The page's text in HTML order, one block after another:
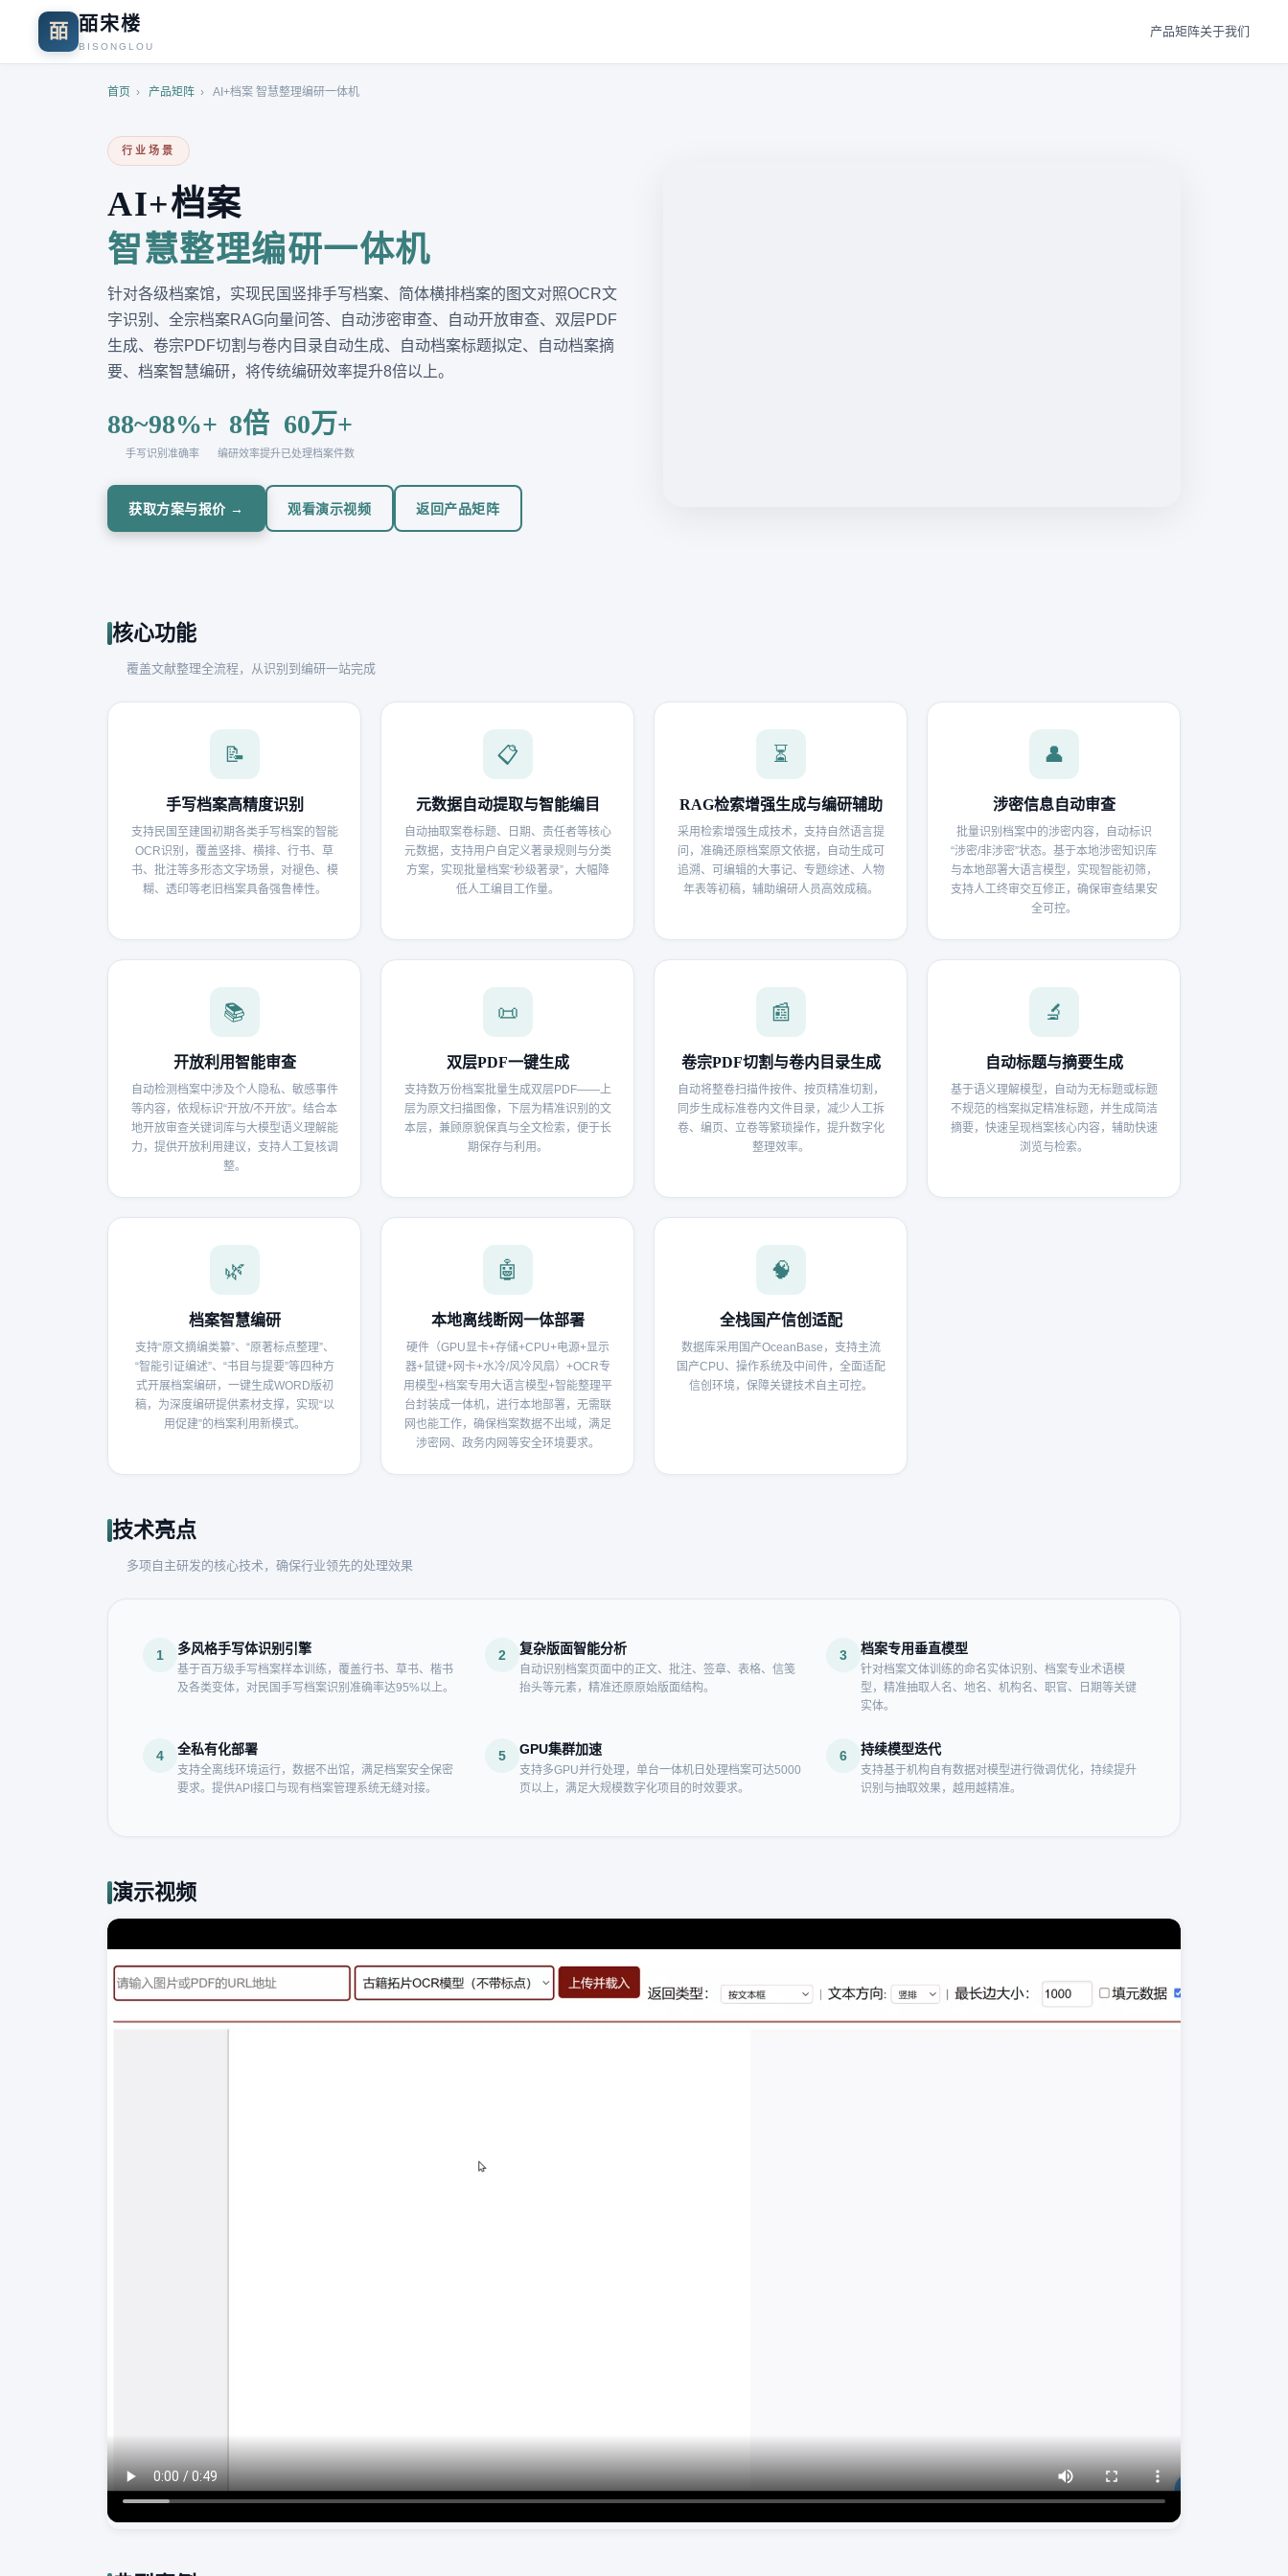
皕 皕宋楼
BISONGLOU
产品矩阵关于我们
首页 › 产品矩阵 › AI+档案 智慧整理编研一体机
行业场景
AI+档案
智慧整理编研一体机
针对各级档案馆，实现民国竖排手写档案、简体横排档案的图文对照OCR文
字识别、全宗档案RAG向量问答、自动涉密审查、自动开放审查、双层PDF
生成、卷宗PDF切割与卷内目录自动生成、自动档案标题拟定、自动档案摘
要、档案智慧编研，将传统编研效率提升8倍以上。
88~98%+
手写识别准确率
8倍
编研效率提升
60万+
已处理档案件数
获取方案与报价 → 观看演示视频 返回产品矩阵
核心功能
覆盖文献整理全流程，从识别到编研一站完成
📝
手写档案高精度识别
支持民国至建国初期各类手写档案的智能
OCR识别，覆盖竖排、横排、行书、草
书、批注等多形态文字场景，对褪色、模
糊、透印等老旧档案具备强鲁棒性。
📋
元数据自动提取与智能编目
自动抽取案卷标题、日期、责任者等核心
元数据，支持用户自定义著录规则与分类
方案，实现批量档案“秒级著录”，大幅降
低人工编目工作量。
⏳
RAG检索增强生成与编研辅助
采用检索增强生成技术，支持自然语言提
问，准确还原档案原文依据，自动生成可
追溯、可编辑的大事记、专题综述、人物
年表等初稿，辅助编研人员高效成稿。
👤
涉密信息自动审查
批量识别档案中的涉密内容，自动标识
“涉密/非涉密”状态。基于本地涉密知识库
与本地部署大语言模型，实现智能初筛，
支持人工终审交互修正，确保审查结果安
全可控。
📚
开放利用智能审查
自动检测档案中涉及个人隐私、敏感事件
等内容，依规标识“开放/不开放”。结合本
地开放审查关键词库与大模型语义理解能
力，提供开放利用建议，支持人工复核调
整。
📜
双层PDF一键生成
支持数万份档案批量生成双层PDF——上
层为原文扫描图像，下层为精准识别的文
本层，兼顾原貌保真与全文检索，便于长
期保存与利用。
📰
卷宗PDF切割与卷内目录生成
自动将整卷扫描件按件、按页精准切割，
同步生成标准卷内文件目录，减少人工拆
卷、编页、立卷等繁琐操作，提升数字化
整理效率。
🔬
自动标题与摘要生成
基于语义理解模型，自动为无标题或标题
不规范的档案拟定精准标题，并生成简洁
摘要，快速呈现档案核心内容，辅助快速
浏览与检索。
🌿
档案智慧编研
支持“原文摘编类纂”、“原著标点整理”、
“智能引证编述”、“书目与提要”等四种方
式开展档案编研，一键生成WORD版初
稿，为深度编研提供素材支撑，实现“以
用促建”的档案利用新模式。
🤖
本地离线断网一体部署
硬件（GPU显卡+存储+CPU+电源+显示
器+鼠键+网卡+水冷/风冷风扇）+OCR专
用模型+档案专用大语言模型+智能整理平
台封装成一体机，进行本地部署，无需联
网也能工作，确保档案数据不出域，满足
涉密网、政务内网等安全环境要求。
🧠
全栈国产信创适配
数据库采用国产OceanBase，支持主流
国产CPU、操作系统及中间件，全面适配
信创环境，保障关键技术自主可控。
技术亮点
多项自主研发的核心技术，确保行业领先的处理效果
1 多风格手写体识别引擎
基于百万级手写档案样本训练，覆盖行书、草书、楷书
及各类变体，对民国手写档案识别准确率达95%以上。
2 复杂版面智能分析
自动识别档案页面中的正文、批注、签章、表格、信笺
抬头等元素，精准还原原始版面结构。
3 档案专用垂直模型
针对档案文体训练的命名实体识别、档案专业术语模
型，精准抽取人名、地名、机构名、职官、日期等关键
实体。
4 全私有化部署
支持全离线环境运行，数据不出馆，满足档案安全保密
要求。提供API接口与现有档案管理系统无缝对接。
5 GPU集群加速
支持多GPU并行处理，单台一体机日处理档案可达5000
页以上，满足大规模数字化项目的时效要求。
6 持续模型迭代
支持基于机构自有数据对模型进行微调优化，持续提升
识别与抽取效果，越用越精准。
演示视频